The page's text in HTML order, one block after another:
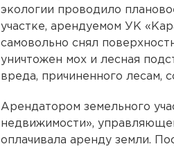
экологии проводило
участке, арендуемом УК
самовольно снял
уничтожен мох и лесная
вреда, причиненного лесам,
Арендатором земельного
недвижимости»,
оплачивала аренду земли.